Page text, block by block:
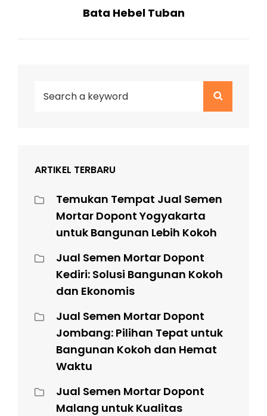
Bata Hebel Tuban
Search
ARTIKEL TERBARU
Temukan Tempat Jual Semen
Mortar Dopont Yogyakarta
untuk Bangunan Lebih Kokoh
Jual Semen Mortar Dopont
Kediri: Solusi Bangunan Kokoh
dan Ekonomis
Jual Semen Mortar Dopont
Jombang: Pilihan Tepat untuk
Bangunan Kokoh dan Hemat
Waktu
Jual Semen Mortar Dopont
Malang untuk Kualitas